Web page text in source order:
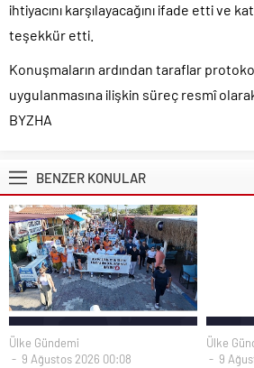
ihtiyacını karşılayacağını ifade etti ve
teşekkür etti.
Konuşmaların ardından taraflar
uygulanmasına ilişkin süreç resmî
BYZHA
BENZER KONULAR
Ülke Gündemi
9 Ağustos 2026 00:08
Ülke
9